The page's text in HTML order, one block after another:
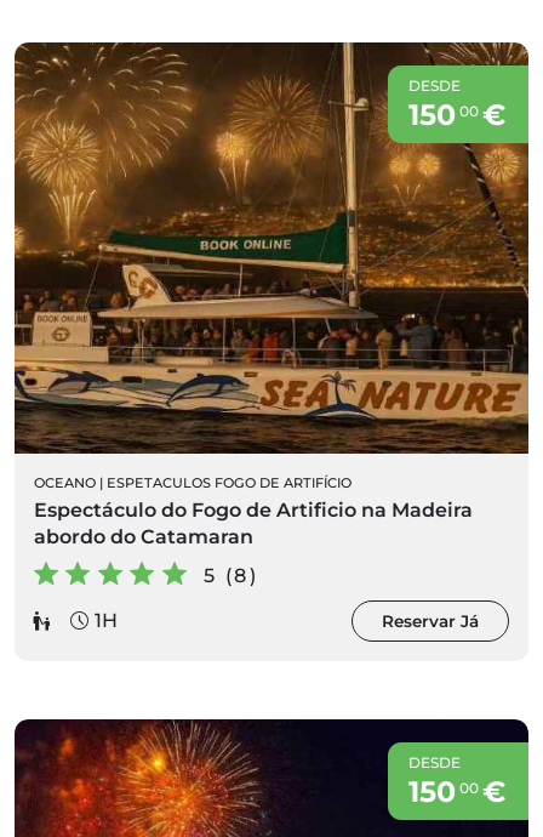
DESDE
150 00€
OCEANO | ESPETACULOS FOGO DE ARTIFÍCIO
Espectáculo do Fogo de Artificio na Madeira
abordo do Catamaran
5 (8)
1H
Reservar Já
DESDE
150 00€